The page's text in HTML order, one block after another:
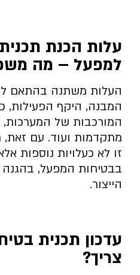
עלות הכנת
למפעל – מה
העלות משתנה בהתאם
המבנה, היקף הפעילות,
המורכבות של
מתקדמות ועוד. עם
זו לא כעלויות נוספות
בבטיחות המפעל, בהגנה
הייצור.
עדכון תכנית
צריך?